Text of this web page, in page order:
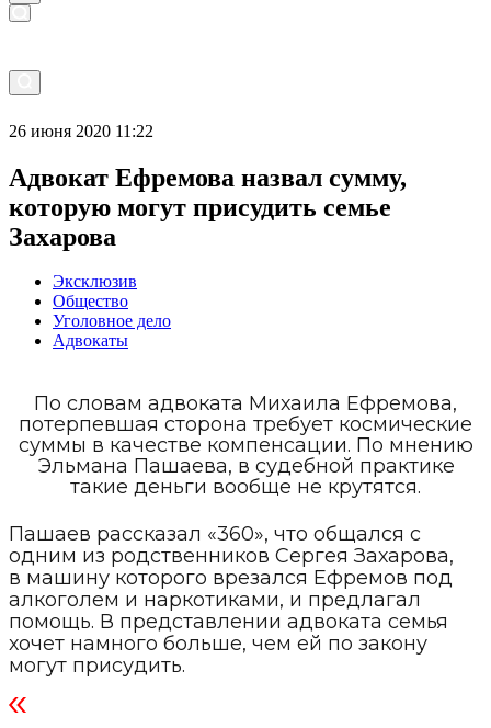
26 июня 2020 11:22
Адвокат Ефремова назвал сумму,
которую могут присудить семье
Захарова
Эксклюзив
Общество
Уголовное дело
Адвокаты
По словам адвоката Михаила Ефремова,
потерпевшая сторона требует космические
суммы в качестве компенсации. По мнению
Эльмана Пашаева, в судебной практике
такие деньги вообще не крутятся.
Пашаев рассказал «360», что общался с
одним из родственников Сергея Захарова,
в машину которого врезался Ефремов под
алкоголем и наркотиками, и предлагал
помощь. В представлении адвоката семья
хочет намного больше, чем ей по закону
могут присудить.